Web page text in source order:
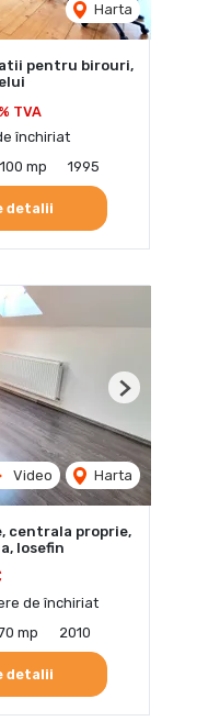
Harta
pentru birouri,
TVA
închiriat
100 mp 1995
detalii
Video Harta
Next
centrala proprie,
Iosefin
de închiriat
mp 2010
detalii